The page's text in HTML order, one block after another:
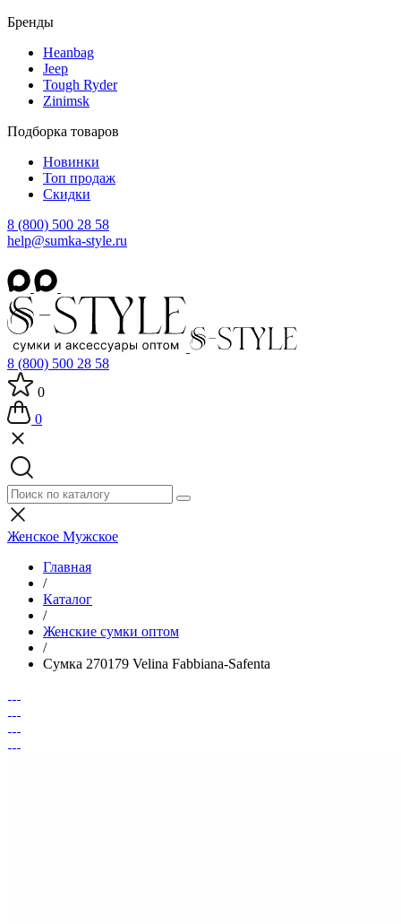
Бренды
Heanbag
Jeep
Tough Ryder
Zinimsk
Подборка товаров
Новинки
Топ продаж
Скидки
8 (800) 500 28 58
help@sumka-style.ru
8 (800) 500 28 58
0
0
Женское Мужское
Главная
/
Каталог
/
Женские сумки оптом
/
Сумка 270179 Velina Fabbiana-Safenta